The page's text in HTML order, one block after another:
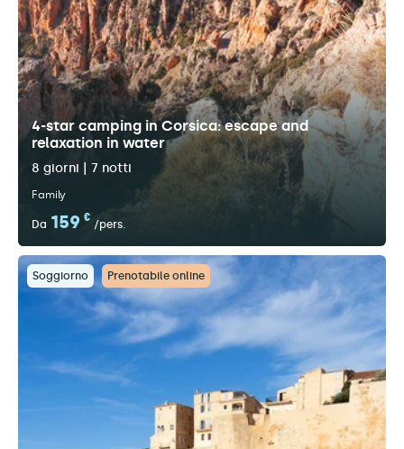
4-star camping in Corsica: escape and
relaxation in water
8 giorni | 7 notti
Family
Da 159 €
/pers.
Soggiorno Prenotabile online